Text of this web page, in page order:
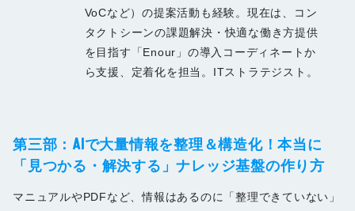
VoCなど）の提案活動も経験。現在は、コン
タクトシーンの課題解決・快適な働き方提供
を目指す「Enour」の導入コーディネートか
ら支援、定着化を担当。ITストラテジスト。
第三部： AIで大量情報を整理＆構造化！本当に
「見つかる・解決する」ナレッジ基盤の作り方
マニュアルやPDFなど、情報はあるのに「整理できていない」